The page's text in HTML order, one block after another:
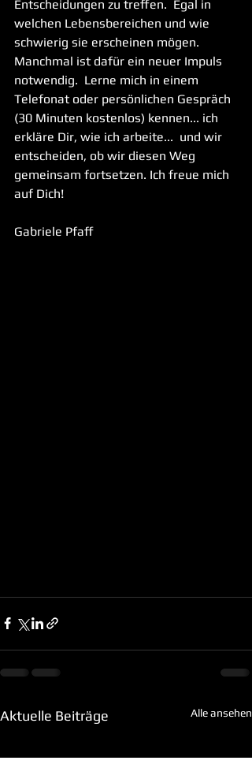
Entscheidungen zu treffen.  Egal in
welchen Lebensbereichen und wie
schwierig sie erscheinen mögen.
Manchmal ist dafür ein neuer Impuls
notwendig.  Lerne mich in einem
Telefonat oder persönlichen Gespräch
(30 Minuten kostenlos) kennen... ich
erkläre Dir, wie ich arbeite...  und wir
entscheiden, ob wir diesen Weg
gemeinsam fortsetzen. Ich freue mich
auf Dich!
Gabriele Pfaff
Aktuelle Beiträge Alle ansehen